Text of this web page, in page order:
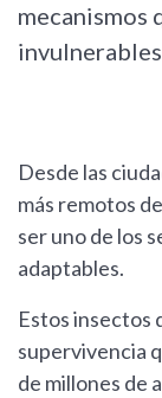
mecanismos
Desde las
más remotos
ser uno de los
adaptables.
Estos insectos
supervivencia
de millones de